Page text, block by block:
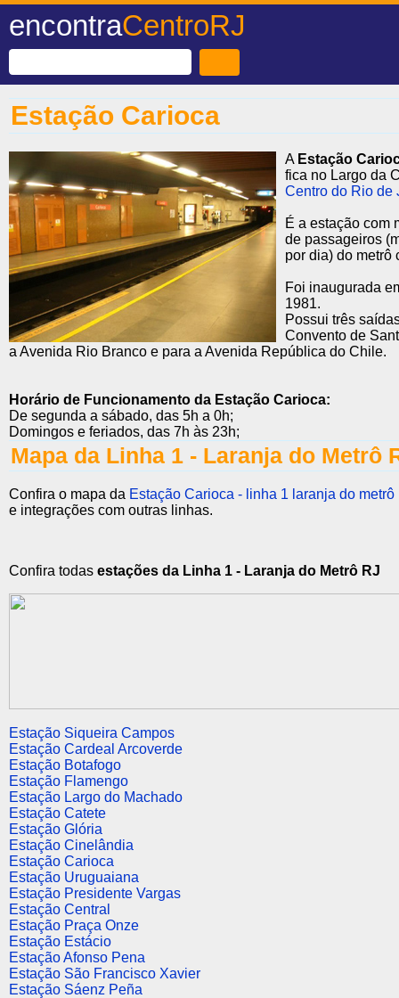
encontraCentroRJ
Estação Carioca
A Estação
fica no Largo da
Centro do Rio de
É a estação com
de passageiros
por dia) do metrô
Foi inaugurada
1981.
Possui três
Convento de
a Avenida Rio Branco e para a Avenida República do Chile.
Horário de Funcionamento da Estação Carioca:
De segunda a sábado, das 5h a 0h;
Domingos e feriados, das 7h às 23h;
Mapa da Linha 1 - Laranja do Metrô
Confira o mapa da Estação Carioca - linha 1 laranja do metrô
e integrações com outras linhas.
Confira todas estações da Linha 1 - Laranja do Metrô RJ
Estação Siqueira Campos
Estação Cardeal Arcoverde
Estação Botafogo
Estação Flamengo
Estação Largo do Machado
Estação Catete
Estação Glória
Estação Cinelândia
Estação Carioca
Estação Uruguaiana
Estação Presidente Vargas
Estação Central
Estação Praça Onze
Estação Estácio
Estação Afonso Pena
Estação São Francisco Xavier
Estação Sáenz Peña